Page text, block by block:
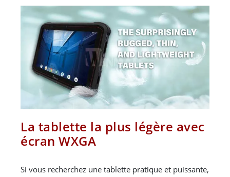
La tablette la plus légère avec
écran WXGA
Si vous recherchez une tablette pratique et puissante,